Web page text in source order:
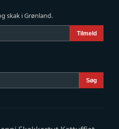
skak i Grønland.
Tilmeld
Søg